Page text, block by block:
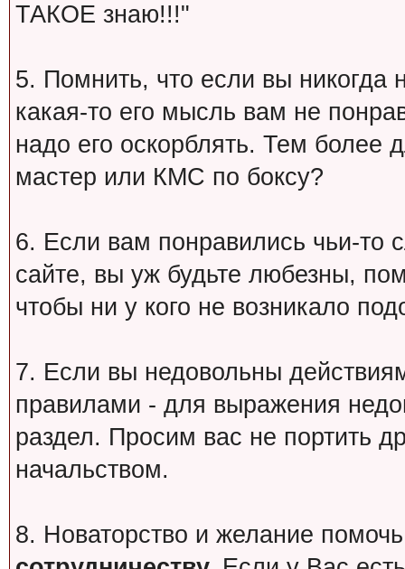
ТАКОЕ знаю!!!"
5. Помнить, что если вы никогда
какая-то его мысль вам не
надо его оскорблять. Тем более
мастер или КМС по боксу?
6. Если вам понравились чьи-то
сайте, вы уж будьте любезны,
чтобы ни у кого не возникало
7. Если вы недовольны
правилами - для выражения
раздел. Просим вас не портить
начальством.
8. Новаторство и желание